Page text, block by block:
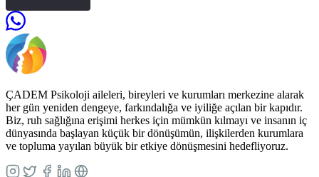
ÇADEM Psikoloji aileleri, bireyleri ve kurumları merkezine alarak
her gün yeniden dengeye, farkındalığa ve iyiliğe açılan bir kapıdır.
Biz, ruh sağlığına erişimi herkes için mümkün kılmayı ve insanın iç
dünyasında başlayan küçük bir dönüşümün, ilişkilerden kurumlara
ve topluma yayılan büyük bir etkiye dönüşmesini hedefliyoruz.